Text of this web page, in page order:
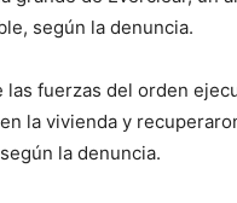
según la denuncia.
las fuerzas del orden
la vivienda y
la denuncia.